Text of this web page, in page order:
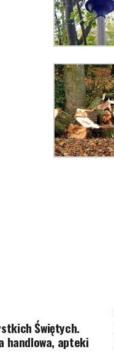
Świętych.
handlowa, apteki